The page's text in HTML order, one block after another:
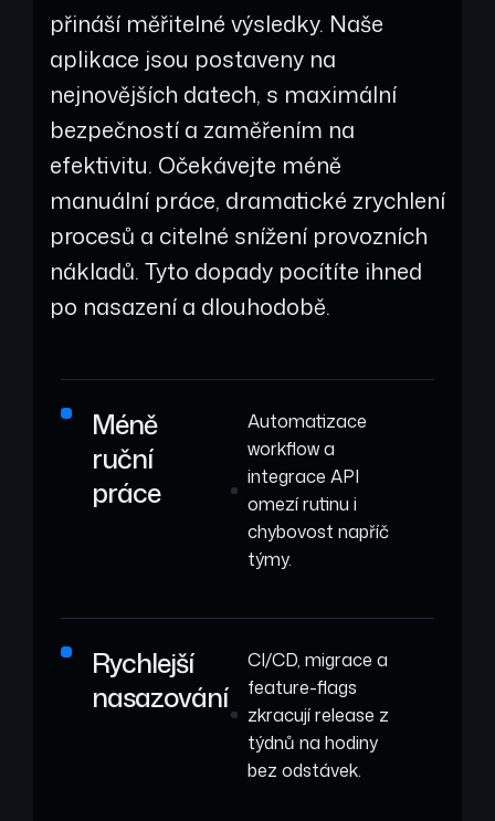
přináší měřitelné výsledky. Naše
aplikace jsou postaveny na
nejnovějších datech, s maximální
bezpečností a zaměřením na
efektivitu. Očekávejte méně
manuální práce, dramatické zrychlení
procesů a citelné snížení provozních
nákladů. Tyto dopady pocítíte ihned
po nasazení a dlouhodobě.
Méně
ruční
práce
Automatizace
workflow a
integrace API
omezí rutinu i
chybovost napříč
týmy.
Rychlejší
nasazování
CI/CD, migrace a
feature-flags
zkracují release z
týdnů na hodiny
bez odstávek.